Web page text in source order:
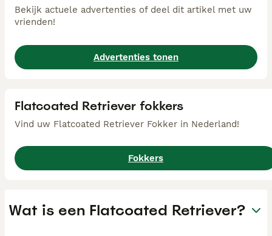
Bekijk actuele advertenties of deel dit artikel met uw
vrienden!
Advertenties tonen
Flatcoated Retriever fokkers
Vind uw Flatcoated Retriever Fokker in Nederland!
Fokkers
Wat is een Flatcoated Retriever?